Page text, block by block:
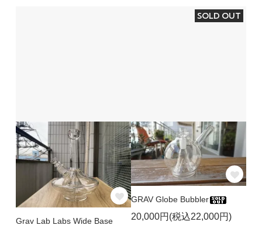
Grav Lab Labs Wide Base
SOLD OUT
GRAV Globe Bubbler
20,000円(税込22,000円)